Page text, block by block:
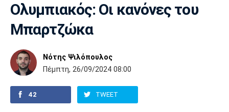
ΠΟΛΟ
AUTO-MOTO PLUS
Super League 1
Super League 2
Γ Εθνική
Ελλάδα
Μπάσκετ
Ελλάδα
Εθνική
EuroLeague
Ολυμπιακοί Αγώνες
Βόλεϊ
Πόλο
Ολυμπιακός
Παναθηναϊκός Ατρόμητος
Ολυμπιακός: Οι κανόνες του
Μπαρτζώκα
Νότης Ψιλόπουλος
Πέμπτη, 26/09/2024 08:00
42 TWEET